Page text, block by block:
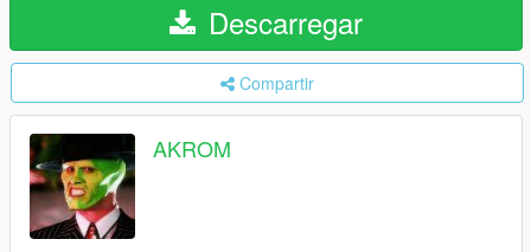
Descarregar
Compartir
AKROM